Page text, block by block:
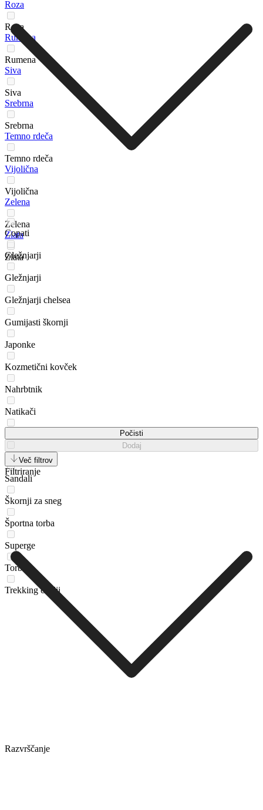
Roza
Roza
Rumena
Rumena
Siva
Siva
Srebrna
Srebrna
Temno rdeča
Temno rdeča
Vijolična
Vijolična
Zelena
Zelena
Zlata
Zlata
Copati
Gležnjarji
Gležnjarji
Gležnjarji chelsea
Gumijasti škornji
Japonke
Kozmetični kovček
Nahrbtnik
Natikači
Nizki čevlji
Sandali
Škornji za sneg
Športna torba
Superge
Torbica
Trekking čevlji
Počisti
Dodaj
Več filtrov
Filtriranje
Razvrščanje